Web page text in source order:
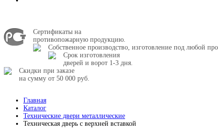
Сертификаты на
противопожарную продукцию.
Собственное производство, изготовление под любой
Срок изготовления
дверей и ворот 1-3 дня.
Скидки при заказе
на сумму от 50 000 руб.
Главная
Каталог
Технические двери металлические
Техническая дверь с верхней вставкой